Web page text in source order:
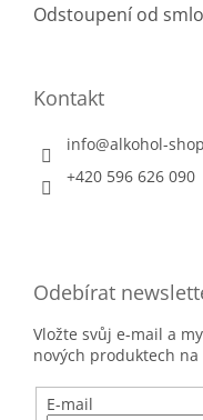
Odstoupení od
Kontakt
info@alkohol-
+420 596 626 090
Odebírat
Vložte svůj e-mail a
nových produktech
E-mail